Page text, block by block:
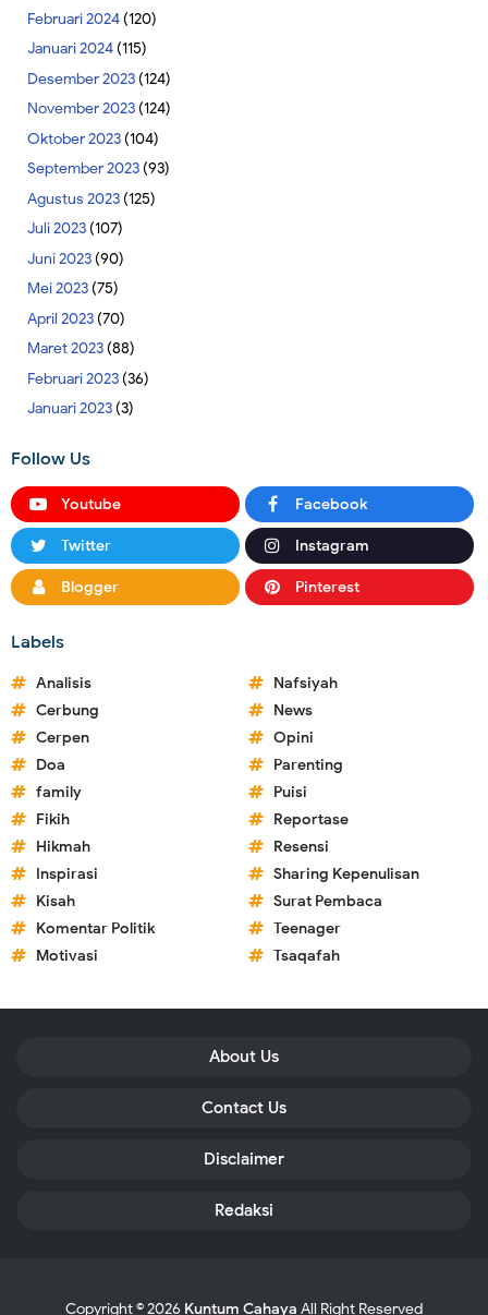
Februari 2024(120)
Januari 2024(115)
Desember 2023(124)
November 2023(124)
Oktober 2023(104)
September 2023(93)
Agustus 2023(125)
Juli 2023(107)
Juni 2023(90)
Mei 2023(75)
April 2023(70)
Maret 2023(88)
Februari 2023(36)
Januari 2023(3)
Follow Us
Youtube Facebook
Twitter Instagram
Blogger Pinterest
Labels
Analisis
Cerbung
Cerpen
Doa
family
Fikih
Hikmah
Inspirasi
Kisah
Komentar Politik
Motivasi
Nafsiyah
News
Opini
Parenting
Puisi
Reportase
Resensi
Sharing Kepenulisan
Surat Pembaca
Teenager
Tsaqafah
About Us
Contact Us
Disclaimer
Redaksi
Copyright ©2026 Kuntum Cahaya All Right Reserved